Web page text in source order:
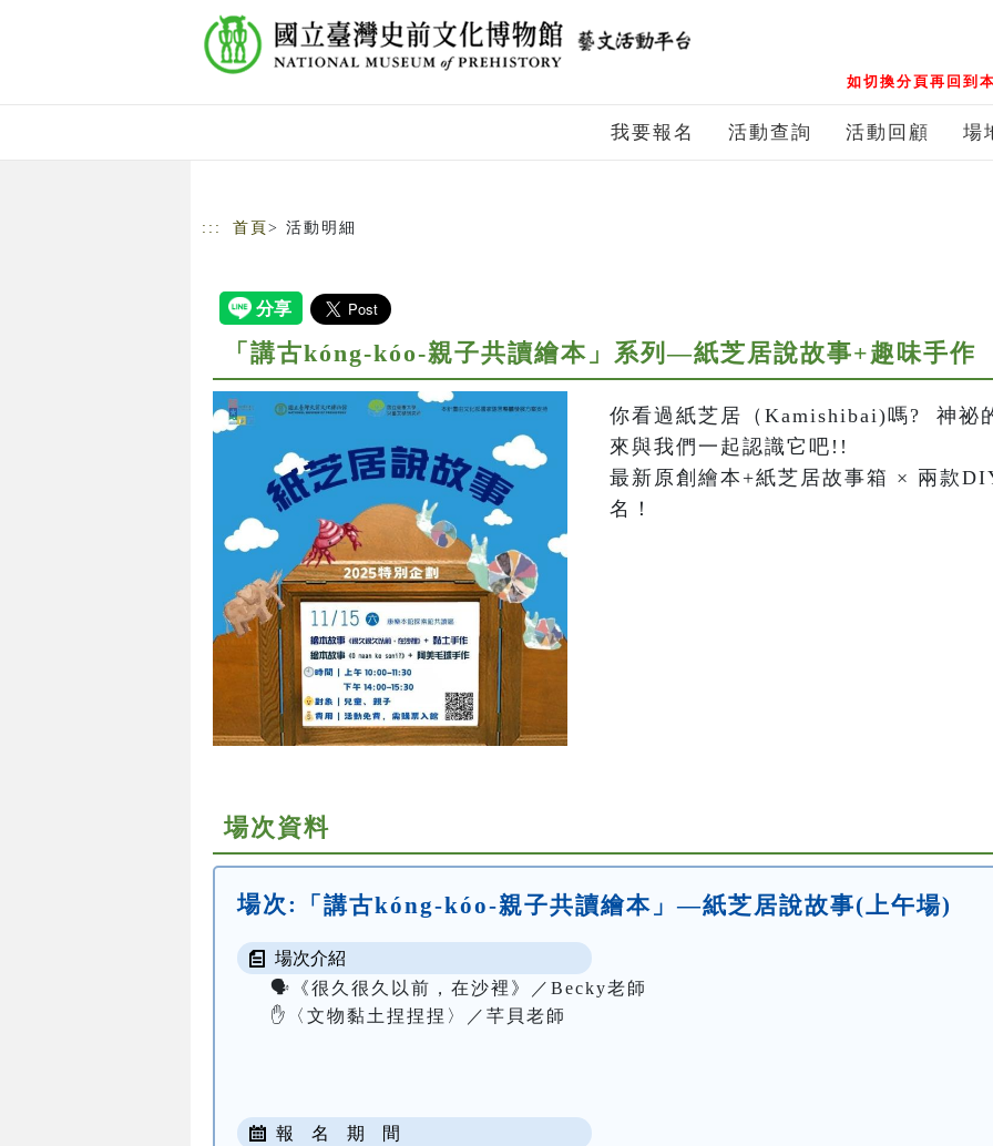
如切換分頁再回到
我要報名 活動查詢 活動回顧 場
::: 首頁 > 活動明細
「講古kóng-kóo-親子共讀繪本」系列—紙芝居說故事+趣味手作
你看過紙芝居（Kamishibai)嗎?  神祕
來與我們一起認識它吧!!
最新原創繪本+紙芝居故事箱 × 兩款
名！
場次資料
場次: 「講古kóng-kóo-親子共讀繪本」—紙芝居說故事(上午場)
場次介紹
🗣️《很久很久以前，在沙裡》／Becky老師
✋〈文物黏土捏捏捏〉／芊貝老師
報 名 期 間